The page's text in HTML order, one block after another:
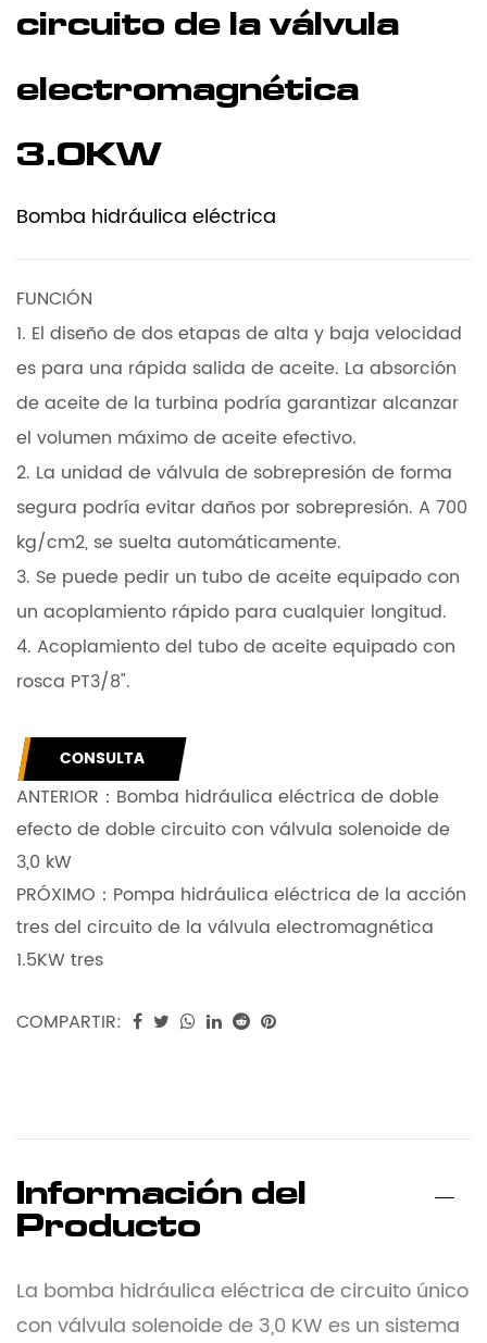
circuito de la válvula
electromagnética
3.0KW
Bomba hidráulica eléctrica
FUNCIÓN
1. El diseño de dos etapas de alta y baja velocidad
es para una rápida salida de aceite. La absorción
de aceite de la turbina podría garantizar alcanzar
el volumen máximo de aceite efectivo.
2. La unidad de válvula de sobrepresión de forma
segura podría evitar daños por sobrepresión. A 700
kg/cm2, se suelta automáticamente.
3. Se puede pedir un tubo de aceite equipado con
un acoplamiento rápido para cualquier longitud.
4. Acoplamiento del tubo de aceite equipado con
rosca PT3/8".
CONSULTA
ANTERIOR： Bomba hidráulica eléctrica de doble
efecto de doble circuito con válvula solenoide de
3,0 kW
PRÓXIMO： Pompa hidráulica eléctrica de la acción
tres del circuito de la válvula electromagnética
1.5KW tres
COMPARTIR:
Información del
Producto
La bomba hidráulica eléctrica de circuito único
con válvula solenoide de 3,0 KW es un sistema